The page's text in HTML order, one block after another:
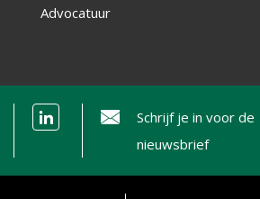
Advocatuur
Schrijf je in voor de
nieuwsbrief